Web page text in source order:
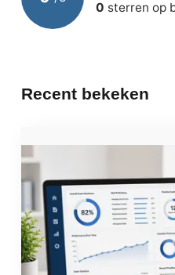
Beveiliging & Toegang
Levering
0 sterren op
Recent bekeken